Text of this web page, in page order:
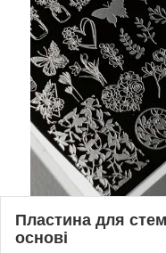
Пластина для
основі